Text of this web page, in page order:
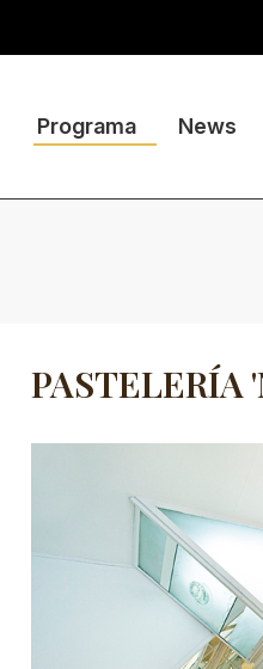
Programa News
PASTELERÍA